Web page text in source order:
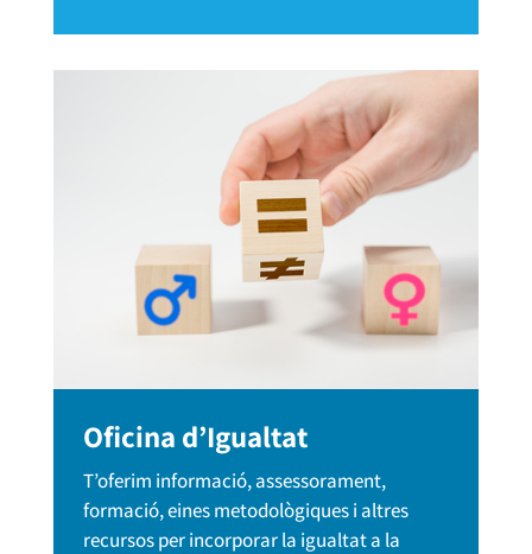
Oficina d’Igualtat
T’oferim informació, assessorament,
formació, eines metodològiques i altres
recursos per incorporar la igualtat a la